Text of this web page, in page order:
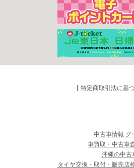
特定商取引法に基
中古車情報 グ
車買取・中古車
沖縄の中古
タイヤ交換・取付・販売店